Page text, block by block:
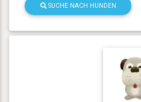
SUCHE NACH HUNDEN